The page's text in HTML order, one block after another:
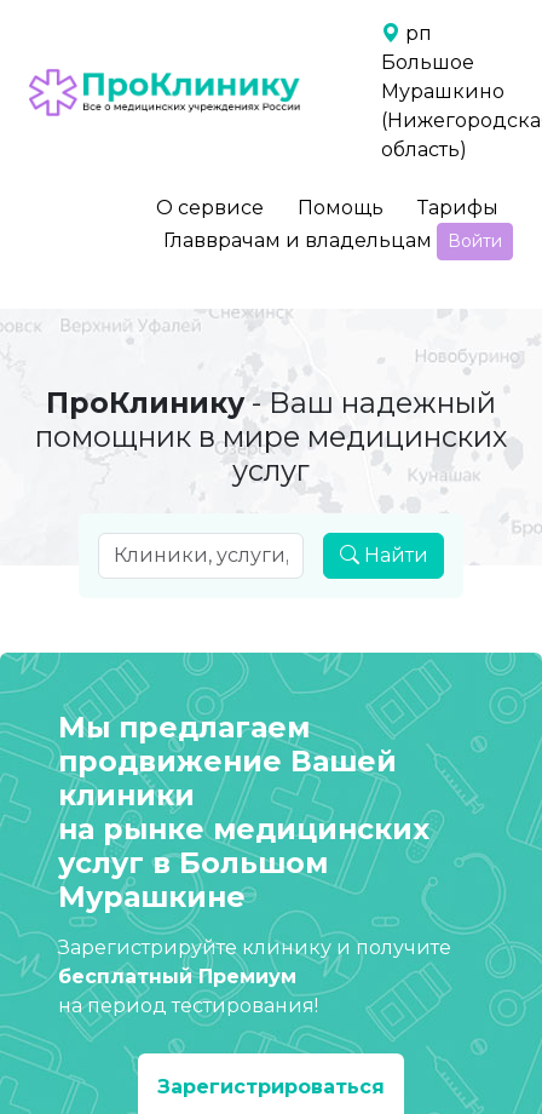
рп
Большое
Мурашкино
область)
О сервисе Помощь
Тарифы
Главврачам и владельцам
Войти
ПроКлинику- Ваш надежный
помощник в мире медицинских
услуг
Найти
Мы предлагаем
продвижение Вашей
клиники
на рынке медицинских
услуг в Большом
Мурашкине
Зарегистрируйте клинику и получите
бесплатный Премиум
на период тестирования!
Зарегистрироваться